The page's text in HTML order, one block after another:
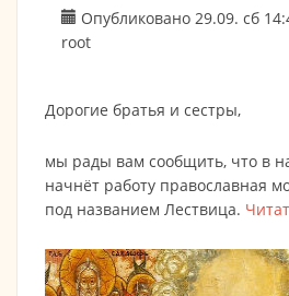
Опубликовано 29.09. сб
root
Дорогие братья и сестры,
мы рады вам сообщить, что в
начнёт работу православная
под названием Лествица.